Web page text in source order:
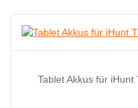
Tablet Akkus für